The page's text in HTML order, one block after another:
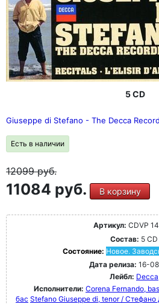
5 CD
Giuseppe di Stefano - The Decca
Есть в наличии
12099руб.
11084 руб. В корзину
Артикул: CDVP
Состав: 5 CD
Состояние: Новое.
Дата релиза: 16-
Лейбл: Decca
Исполнители: Corena Fernando,
бас Stefano Giuseppe di, tenor /